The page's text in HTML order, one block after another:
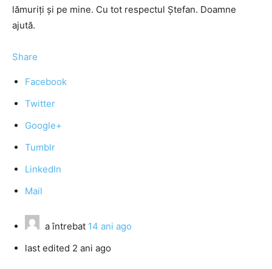
lămuriţi şi pe mine. Cu tot respectul Ştefan. Doamne
ajută.
Share
Facebook
Twitter
Google+
Tumblr
LinkedIn
Mail
a întrebat 14 ani ago
last edited 2 ani ago